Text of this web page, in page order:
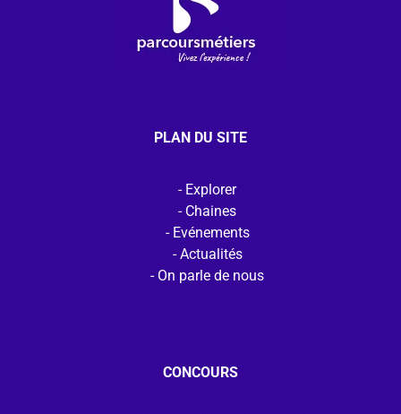
PLAN DU SITE
Explorer
Chaines
Evénements
Actualités
On parle de nous
CONCOURS